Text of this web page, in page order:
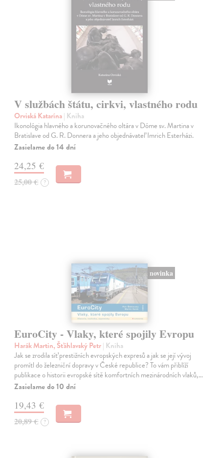
V službách štátu, cirkvi, vlastného rodu
Orviská Katarína| Kniha
Ikonológia hlavného a korunovačného oltára v Dóme sv. Martina v
Bratislave od G. R. Donnera a jeho objednávateľ Imrich Esterházi.
Zasielame do 14 dní
24,25 €
25,00 € ?
novinka
EuroCity - Vlaky, které spojily Evropu
Harák Martin, Šťáhlavský Petr| Kniha
Jak se zrodila síť prestižních evropských expresů a jak se její vývoj
promítl do železniční dopravy v České republice? To vám přiblíží
publikace o historii evropské sítě komfortních mezinárodních vlaků,…
Zasielame do 10 dní
19,43 €
20,89 € ?